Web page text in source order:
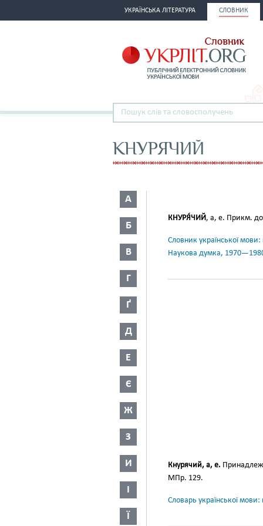
УКРАЇНСЬКА ЛІТЕРАТУРА СЛОВНИК
КНУРЯЧИЙ
А
Б
В
Г
Ґ
Д
Е
Є
Ж
З
И
І
Ї
КНУРЯ́ЧИЙ, а, е. Прикм. до
Словник української
Наукова думка,
Кнурячий, а, е.
МПр. 129.
Словарь української